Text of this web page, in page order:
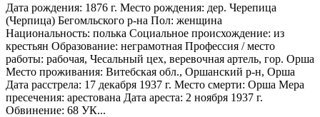
Дата рождения: 1876 г. Место рождения: дер. Черепица
(Черпица) Бегомльского р-на Пол: женщина
Национальность: полька Социальное происхождение: из
крестьян Образование: неграмотная Профессия / место
работы: рабочая, Чесальный цех, веревочная артель, гор. Орша
Место проживания: Витебская обл., Оршанский р-н, Орша
Дата расстрела: 17 декабря 1937 г. Место смерти: Орша Мера
пресечения: арестована Дата ареста: 2 ноября 1937 г.
Обвинение: 68 УК...